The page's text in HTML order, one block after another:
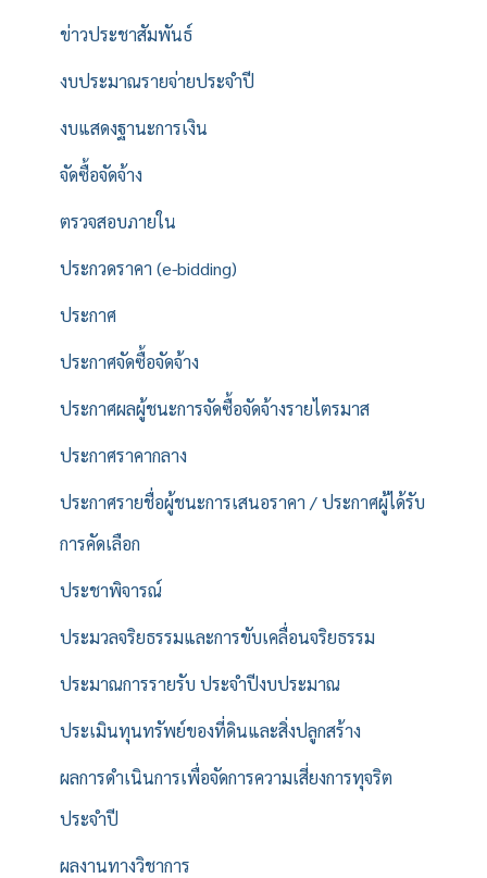
ข่าวประชาสัมพันธ์
งบประมาณรายจ่ายประจำปี
งบแสดงฐานะการเงิน
จัดซื้อจัดจ้าง
ตรวจสอบภายใน
ประกวดราคา (e-bidding)
ประกาศ
ประกาศจัดซื้อจัดจ้าง
ประกาศผลผู้ชนะการจัดซื้อจัดจ้างรายไตรมาส
ประกาศราคากลาง
ประกาศรายชื่อผู้ชนะการเสนอราคา / ประกาศผู้ได้รับ
การคัดเลือก
ประชาพิจารณ์
ประมวลจริยธรรมและการขับเคลื่อนจริยธรรม
ประมาณการรายรับ ประจำปีงบประมาณ
ประเมินทุนทรัพย์ของที่ดินและสิ่งปลูกสร้าง
ผลการดำเนินการเพื่อจัดการความเสี่ยงการทุจริต
ประจำปี
ผลงานทางวิชาการ